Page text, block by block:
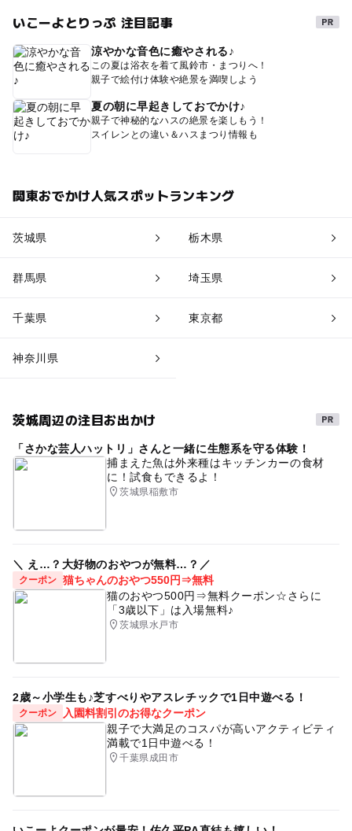
いこーよとりっぷ 注目記事
涼やかな音色に癒やされる♪
この夏は浴衣を着て風鈴市・まつりへ！
親子で絵付け体験や絶景を満喫しよう
夏の朝に早起きしておでかけ♪
親子で神秘的なハスの絶景を楽しもう！
スイレンとの違い＆ハスまつり情報も
関東おでかけ人気スポットランキング
茨城県 栃木県
群馬県 埼玉県
千葉県 東京都
神奈川県
茨城周辺の注目お出かけ
「さかな芸人ハットリ」さんと一緒に生態系を守る体験！
捕まえた魚は外来種はキッチンカーの食材
に！試食もできるよ！
茨城県稲敷市
＼ え…？大好物のおやつが無料…？／
クーポン 猫ちゃんのおやつ550円⇒無料
猫のおやつ500円⇒無料クーポン☆さらに
「3歳以下」は入場無料♪
茨城県水戸市
2歳～小学生も♪芝すべりやアスレチックで1日中遊べる！
クーポン
入園料割引のお得なクーポン
親子で大満足のコスパが高いアクティビティ
満載で1日中遊べる！
千葉県成田市